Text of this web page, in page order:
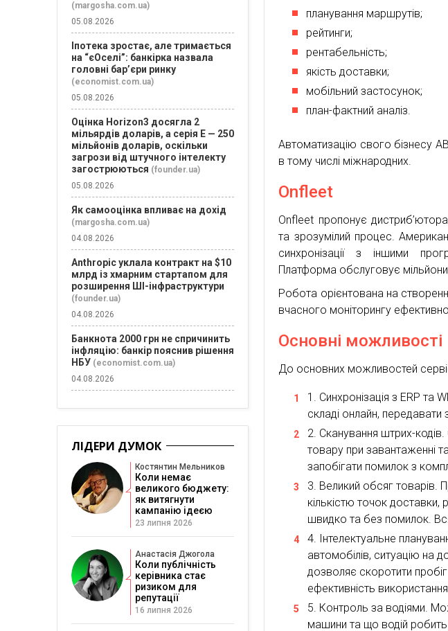
планування маршрутів;
рейтинги;
рентабельність;
якість доставки;
мобільний застосунок;
план-фактний аналіз.
Автоматизацію свого бізнесу
в тому числі міжнародних.
Onfleet
Onfleet пропонує
та зрозумілий процес.
синхронізації з іншими
Платформа обслуговує мільйони
Робота орієнтована на
вчасного моніторингу
Основні можливості
До основних можливостей
Синхронізація з ERP
складі онлайн, передавати
Сканування штрих-
товару при завантаженні
запобігати помилок з
Великий обсяг товарів.
кількістю точок доставки,
швидко та без помилок.
Інтелектуальне
автомобілів, ситуацію на
дозволяє скоротити
ефективність
Контроль за водіями.
машини та що водій
(margosha.com.ua)
05.08.2026
Іпотека зростає, але тримається
на “єОселі”: банкірка назвала
головні бар’єри ринку
(economist.com.ua)
05.08.2026
Оцінка Horizon3 досягла 2
мільярдів доларів, а серія E — 250
мільйонів доларів, оскільки
загрози від штучного інтелекту
загострюються (founder.ua)
05.08.2026
Як самооцінка впливає на дохід
(margosha.com.ua)
04.08.2026
Anthropic уклала контракт на $10
млрд із хмарним стартапом для
розширення ШІ-інфраструктури
(founder.ua)
04.08.2026
Банкнота 2000 грн не спричинить
інфляцію: банкір пояснив рішення
НБУ (economist.com.ua)
04.08.2026
ЛІДЕРИ ДУМОК
Костянтин Мельников
Коли немає
великого бюджету:
як витягнути
кампанію ідеєю
23 липня 2026
Анастасія Джогола
Коли публічність
керівника стає
ризиком для
репутації
16 липня 2026